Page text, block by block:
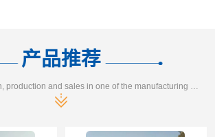
产品推荐